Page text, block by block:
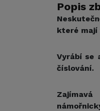
Popis
které mají
Vyrábí se
číslování.